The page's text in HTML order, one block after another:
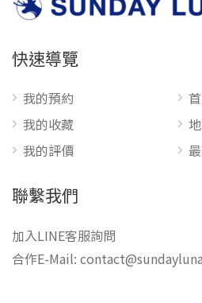
快速導覽
我的預約
我的收藏
我的評價
聯繫我們
加入LINE客服詢問
合作E-Mail: